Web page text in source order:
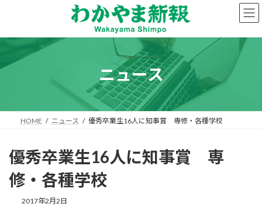
ン
へ
プ
ー
ョ
動
ニュース
HOME ニュース 優秀卒業生16人に知事賞 専修・各種学校
優秀卒業生16人に知事賞 専
修・各種学校
2017年2月2日